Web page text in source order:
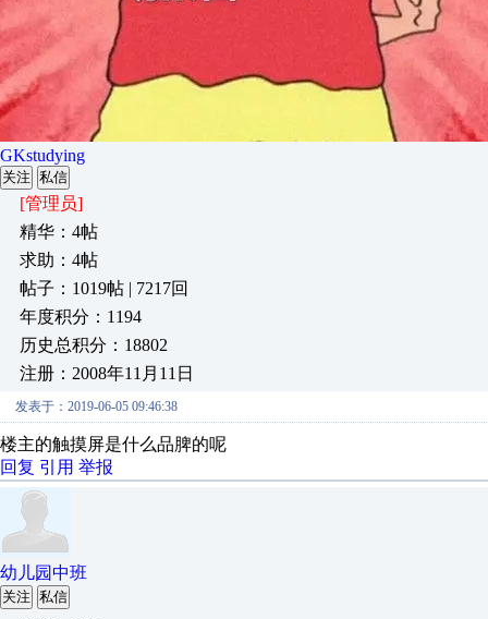
GKstudying
关注 私信
[管理员]
精华：4帖
求助：4帖
帖子：1019帖 | 7217回
年度积分：1194
历史总积分：18802
注册：2008年11月11日
发表于：2019-06-05 09:46:38
楼主的触摸屏是什么品脾的呢
回复 引用 举报
幼儿园中班
关注 私信